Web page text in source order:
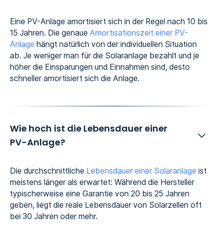
Eine PV-Anlage amortisiert sich in der Regel nach 10 bis
15 Jahren. Die genaue Amortisationszeit einer PV-
Anlage hängt natürlich von der individuellen Situation
ab. Je weniger man für die Solaranlage bezahlt und je
höher die Einsparungen und Einnahmen sind, desto
schneller amortisiert sich die Anlage.
Wie hoch ist die Lebensdauer einer
PV-Anlage?
Die durchschnittliche Lebensdauer einer Solaranlage ist
meistens länger als erwartet: Während die Hersteller
typischerweise eine Garantie von 20 bis 25 Jahren
geben, liegt die reale Lebensdauer von Solarzellen oft
bei 30 Jahren oder mehr.